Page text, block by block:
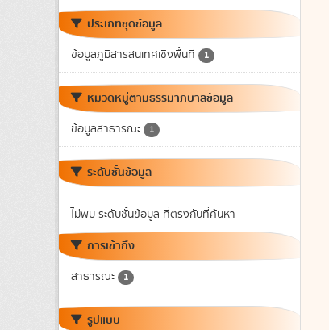
ประเภทชุดข้อมูล
ข้อมูลภูมิสารสนเทศเชิงพื้นที่ 1
หมวดหมู่ตามธรรมาภิบาลข้อมูล
ข้อมูลสาธารณะ 1
ระดับชั้นข้อมูล
ไม่พบ ระดับชั้นข้อมูล ที่ตรงกับที่ค้นหา
การเข้าถึง
สาธารณะ 1
รูปแบบ